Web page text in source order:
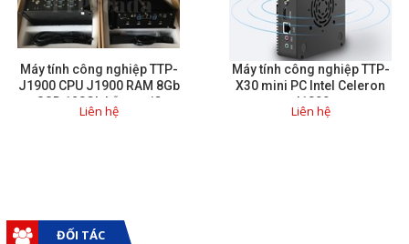
Máy tính công nghiệp TTP-
J1900 CPU J1900 RAM 8Gb
SSD 128Gb hỗ trợ wifi
Liên hệ
Máy tính công nghiệp TTP-
X30 mini PC Intel Celeron
J1800
Liên hệ
ĐỐI TÁC